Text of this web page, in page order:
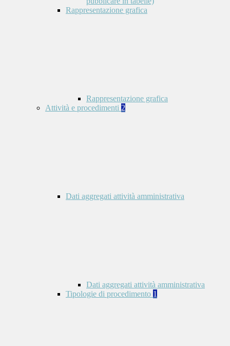
Rappresentazione grafica
Rappresentazione grafica
Attività e procedimenti 2
Dati aggregati attività amministrativa
Dati aggregati attività amministrativa
Tipologie di procedimento 1